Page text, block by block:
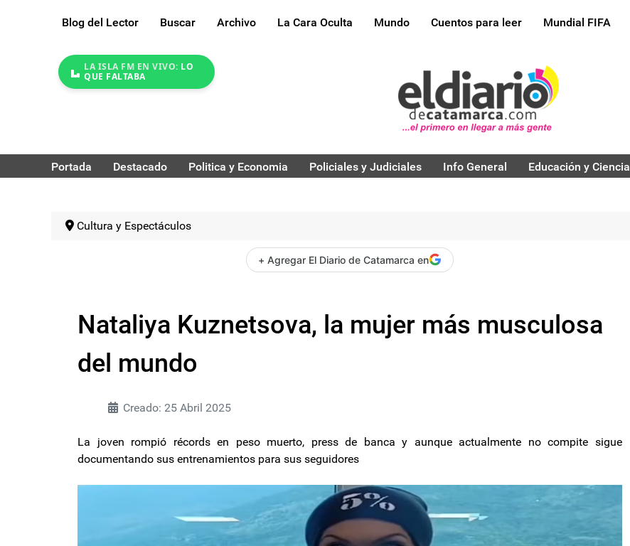
Blog del Lector Buscar Archivo La Cara Oculta Mundo Cuentos para leer Mundial FIFA
LA ISLA FM EN VIVO: LO
QUE FALTABA
Portada Destacado Politica y Economia Policiales y Judiciales Info General Educación y Ciencia
Cultura y Espectáculos
+ Agregar El Diario de Catamarca en
Nataliya Kuznetsova, la mujer más musculosa
del mundo
Creado: 25 Abril 2025
La joven rompió récords en peso muerto, press de banca y aunque actualmente no compite sigue
documentando sus entrenamientos para sus seguidores